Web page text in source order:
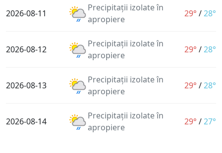
2026-08-11
Precipitații izolate în
apropiere
29° /28°
2026-08-12
Precipitații izolate în
apropiere
29° /28°
2026-08-13
Precipitații izolate în
apropiere
29° /28°
2026-08-14
Precipitații izolate în
apropiere
29° /27°